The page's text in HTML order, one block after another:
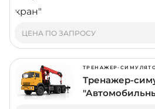
ЦЕНА ПО ЗАПРОСУ
ТРЕНАЖЕР-
Тренажер-